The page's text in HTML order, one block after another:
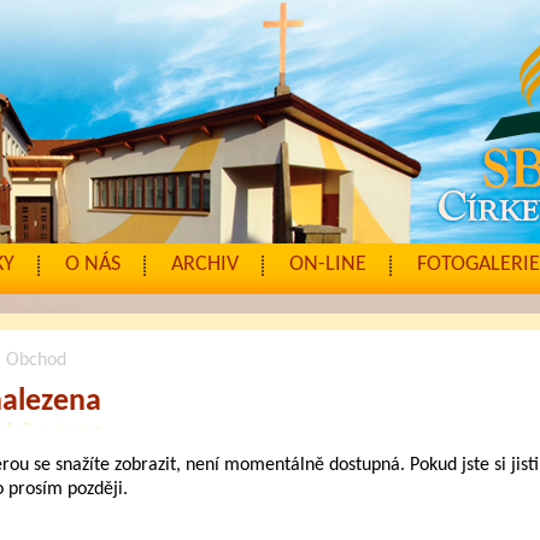
O NÁS ARCHIV ON-LINE FOTOGALERIE
Obchod
se snažíte zobrazit, není momentálně dostupná. Pokud jste si jisti
prosím později.